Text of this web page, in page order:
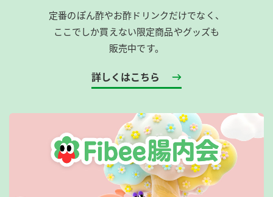
定番のぽん酢やお酢ドリンクだけでなく、
ここでしか買えない限定商品やグッズも
販売中です。
詳しくはこちら